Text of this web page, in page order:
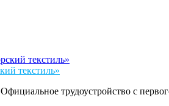
текстиль»
трудоустройство с